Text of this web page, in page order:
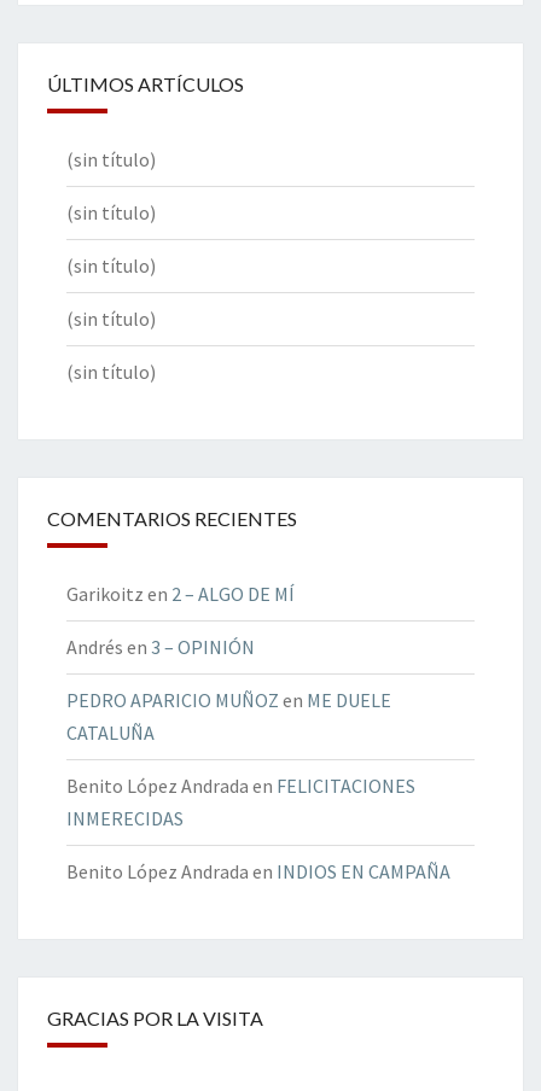
ÚLTIMOS ARTÍCULOS
(sin título)
(sin título)
(sin título)
(sin título)
(sin título)
COMENTARIOS RECIENTES
Garikoitz en 2 – ALGO DE MÍ
Andrés en 3 – OPINIÓN
PEDRO APARICIO MUÑOZ en ME DUELE
CATALUÑA
Benito López Andrada en FELICITACIONES
INMERECIDAS
Benito López Andrada en INDIOS EN CAMPAÑA
GRACIAS POR LA VISITA